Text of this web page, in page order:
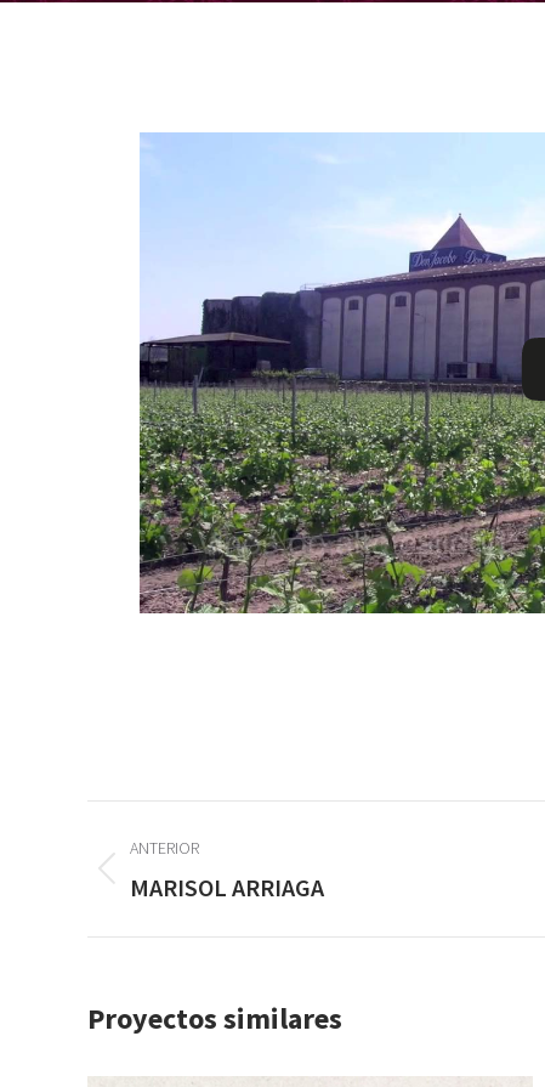
entre
proyectos
ANTERIOR
Proyecto
MARISOL ARRIAGA
Proyectos similares